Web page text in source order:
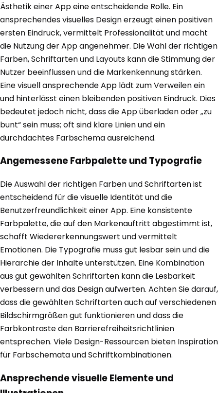
Ästhetik einer App eine entscheidende Rolle. Ein
ansprechendes visuelles Design erzeugt einen positiven
ersten Eindruck, vermittelt Professionalität und macht
die Nutzung der App angenehmer. Die Wahl der richtigen
Farben, Schriftarten und Layouts kann die Stimmung der
Nutzer beeinflussen und die Markenkennung stärken.
Eine visuell ansprechende App lädt zum Verweilen ein
und hinterlässt einen bleibenden positiven Eindruck. Dies
bedeutet jedoch nicht, dass die App überladen oder „zu
bunt“ sein muss; oft sind klare Linien und ein
durchdachtes Farbschema ausreichend.
Angemessene Farbpalette und Typografie
Die Auswahl der richtigen Farben und Schriftarten ist
entscheidend für die visuelle Identität und die
Benutzerfreundlichkeit einer App. Eine konsistente
Farbpalette, die auf den Markenauftritt abgestimmt ist,
schafft Wiedererkennungswert und vermittelt
Emotionen. Die Typografie muss gut lesbar sein und die
Hierarchie der Inhalte unterstützen. Eine Kombination
aus gut gewählten Schriftarten kann die Lesbarkeit
verbessern und das Design aufwerten. Achten Sie darauf,
dass die gewählten Schriftarten auch auf verschiedenen
Bildschirmgrößen gut funktionieren und dass die
Farbkontraste den Barrierefreiheitsrichtlinien
entsprechen. Viele Design-Ressourcen bieten Inspiration
für Farbschemata und Schriftkombinationen.
Ansprechende visuelle Elemente und